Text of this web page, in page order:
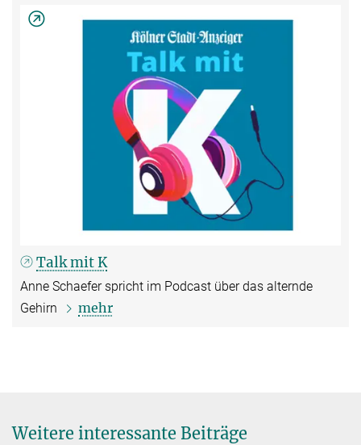
Talk mit K
Anne Schaefer spricht im Podcast über das alternde
Gehirn
mehr
Weitere interessante Beiträge